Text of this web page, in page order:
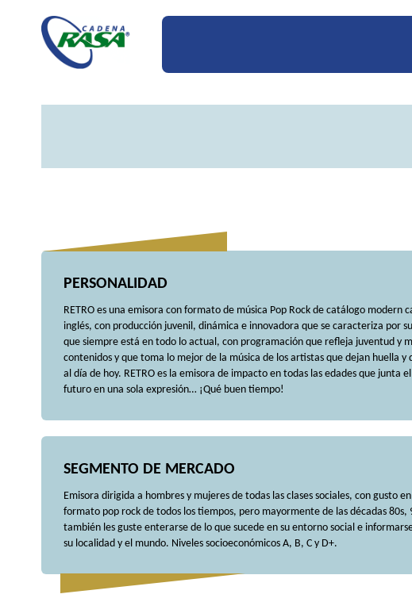
PERSONALIDAD
RETRO es una emisora con formato de música Pop Rock de catálogo modern
inglés, con producción juvenil, dinámica e innovadora que se caracteriza por
que siempre está en todo lo actual, con programación que refleja juventud y
contenidos y que toma lo mejor de la música de los artistas que dejan huella y
al día de hoy. RETRO es la emisora de impacto en todas las edades que junta
futuro en una sola expresión… ¡Qué buen tiempo!
SEGMENTO DE MERCADO
Emisora dirigida a hombres y mujeres de todas las clases sociales, con gusto
formato pop rock de todos los tiempos, pero mayormente de las décadas 80s,
también les guste enterarse de lo que sucede en su entorno social e
su localidad y el mundo. Niveles socioeconómicos A, B, C y D+.